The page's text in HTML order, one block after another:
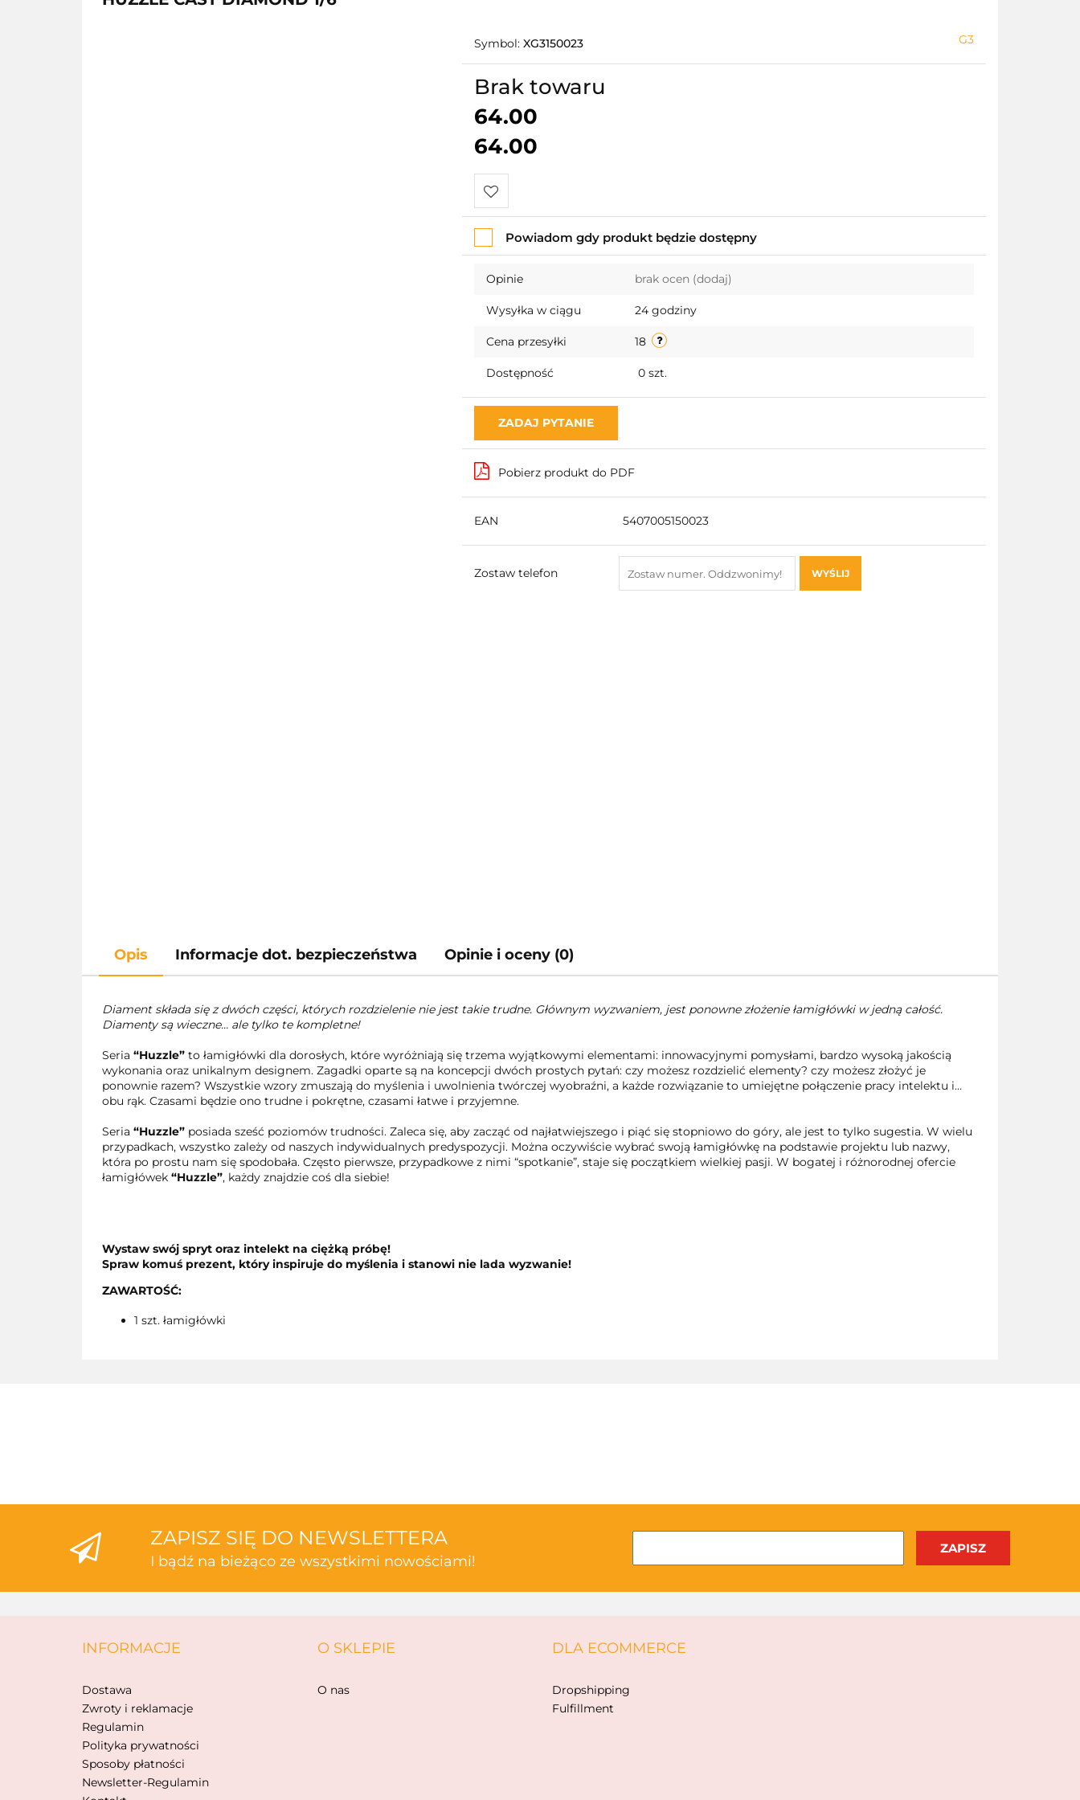
Symbol: XG3150023 G3
Brak towaru
64.00
64.00
Do
przechowalni
Powiadom gdy produkt będzie dostępny
Opinie brak ocen (dodaj)
Wysyłka w ciągu 24 godziny
Cena przesyłki 18
Dostępność 0 szt.
ZADAJ PYTANIE
Pobierz produkt do PDF
EAN 5407005150023
Zostaw telefon WYŚLIJ
Opis Informacje dot. bezpieczeństwa Opinie i oceny (0)
Diament składa się z dwóch części, których rozdzielenie nie jest takie trudne. Głównym wyzwaniem, jest ponowne złożenie łamigłówki w jedną całość.
Diamenty są wieczne… ale tylko te kompletne!
Seria “Huzzle” to łamigłówki dla dorosłych, które wyróżniają się trzema wyjątkowymi elementami: innowacyjnymi pomysłami, bardzo wysoką jakością
wykonania oraz unikalnym designem. Zagadki oparte są na koncepcji dwóch prostych pytań: czy możesz rozdzielić elementy? czy możesz złożyć je
ponownie razem? Wszystkie wzory zmuszają do myślenia i uwolnienia twórczej wyobraźni, a każde rozwiązanie to umiejętne połączenie pracy intelektu i…
obu rąk. Czasami będzie ono trudne i pokrętne, czasami łatwe i przyjemne.
Seria “Huzzle” posiada sześć poziomów trudności. Zaleca się, aby zacząć od najłatwiejszego i piąć się stopniowo do góry, ale jest to tylko sugestia. W wielu
przypadkach, wszystko zależy od naszych indywidualnych predyspozycji. Można oczywiście wybrać swoją łamigłówkę na podstawie projektu lub nazwy,
która po prostu nam się spodobała. Często pierwsze, przypadkowe z nimi “spotkanie”, staje się początkiem wielkiej pasji. W bogatej i różnorodnej ofercie
łamigłówek “Huzzle”, każdy znajdzie coś dla siebie!
Wystaw swój spryt oraz intelekt na ciężką próbę!
Spraw komuś prezent, który inspiruje do myślenia i stanowi nie lada wyzwanie!
ZAWARTOŚĆ:
1 szt. łamigłówki
AKSJOMAT
ZAPISZ SIĘ DO NEWSLETTERA
I bądź na bieżąco ze wszystkimi nowościami!
INFORMACJE
Dostawa
Zwroty i reklamacje
Regulamin
Polityka prywatności
Sposoby płatności
Newsletter-Regulamin
O SKLEPIE
O nas
DLA ECOMMERCE
Dropshipping
Fulfillment